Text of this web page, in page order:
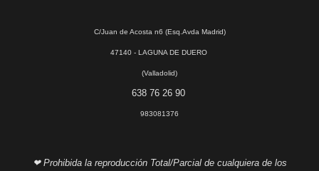
C/Juan de Acosta n6 (Esq.Avda Madrid)
47140 - LAGUNA DE DUERO
(Valladolid)
638 76 26 90
983081376
❤ Prohibida la reproducción Total/Parcial de cualquiera de los